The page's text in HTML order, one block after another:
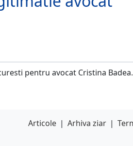
pentru avocat Cristina Badea.
Articole | Arhiva ziar |